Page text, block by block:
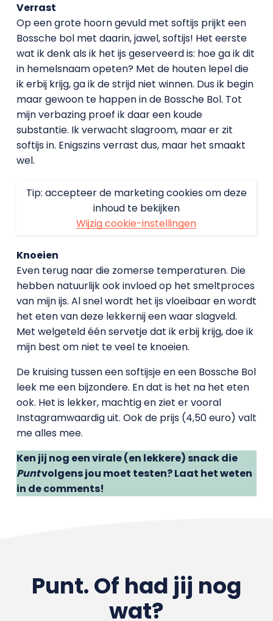
Verrast
Op een grote hoorn gevuld met softijs prijkt een
Bossche bol met daarin, jawel, softijs! Het eerste
wat ik denk als ik het ijs geserveerd is: hoe ga ik dit
in hemelsnaam opeten? Met de houten lepel die
ik erbij krijg, ga ik de strijd niet winnen. Dus ik begin
maar gewoon te happen in de Bossche Bol. Tot
mijn verbazing proef ik daar een koude
substantie. Ik verwacht slagroom, maar er zit
softijs in. Enigszins verrast dus, maar het smaakt
wel.
Tip: accepteer de marketing cookies om deze
inhoud te bekijken
Wijzig cookie-instellingen
Knoeien
Even terug naar die zomerse temperaturen. Die
hebben natuurlijk ook invloed op het smeltproces
van mijn ijs. Al snel wordt het ijs vloeibaar en wordt
het eten van deze lekkernij een waar slagveld.
Met welgeteld één servetje dat ik erbij krijg, doe ik
mijn best om niet te veel te knoeien.
De kruising tussen een softijsje en een Bossche Bol
leek me een bijzondere. En dat is het na het eten
ook. Het is lekker, machtig en ziet er vooral
Instagramwaardig uit. Ook de prijs (4,50 euro) valt
me alles mee.
Ken jij nog een virale (en lekkere) snack die
Puntvolgens jou moet testen? Laat het weten
in de comments!
Punt. Of had jij nog
wat?